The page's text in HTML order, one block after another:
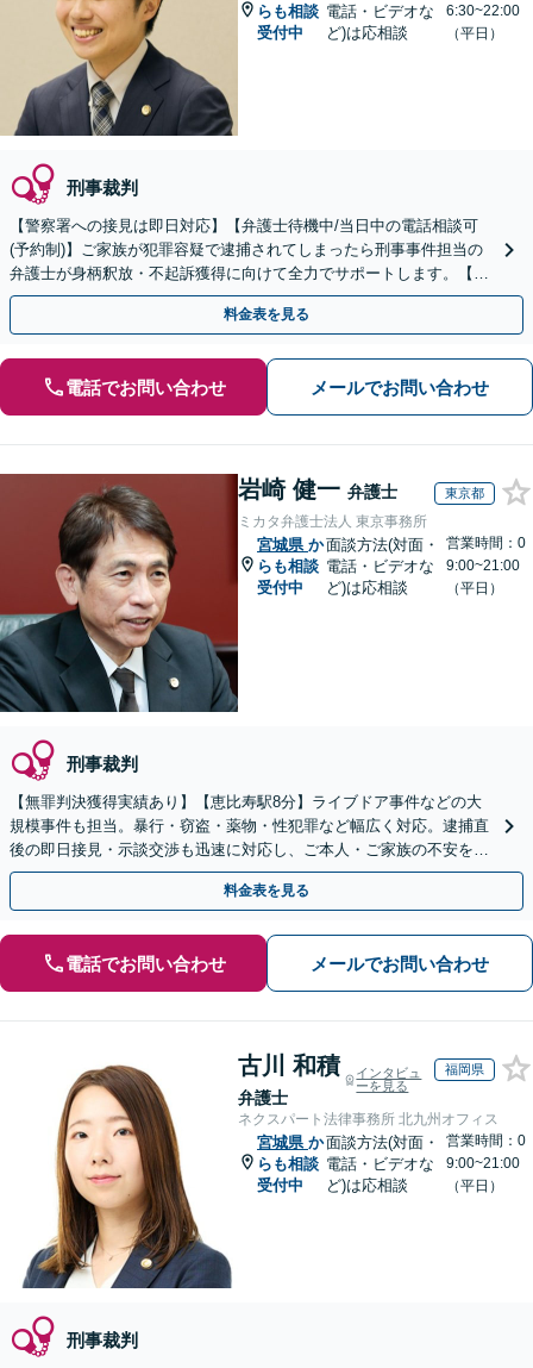
らも相談
受付中
電話・ビデオな
ど)は応相談
6:30~22:00
（平日）
刑事裁判
【警察署への接見は即日対応】【弁護士待機中/当日中の電話相談可
(予約制)】ご家族が犯罪容疑で逮捕されてしまったら刑事事件担当の
弁護士が身柄釈放・不起訴獲得に向けて全力でサポートします。【毎
月100名以上の相談実績】【全国対応】
料金表を見る
電話でお問い合わせ メールでお問い合わせ
岩崎 健一 弁護士 東京都
ミカタ弁護士法人 東京事務所
宮城県 か
らも相談
受付中
面談方法(対面・
電話・ビデオな
ど)は応相談
営業時間：0
9:00~21:00
（平日）
刑事裁判
【無罪判決獲得実績あり】【恵比寿駅8分】ライブドア事件などの大
規模事件も担当。暴行・窃盗・薬物・性犯罪など幅広く対応。逮捕直
後の即日接見・示談交渉も迅速に対応し、ご本人・ご家族の不安を最
小限に抑えます。【初回相談可能】【WEB面談可能】
料金表を見る
電話でお問い合わせ メールでお問い合わせ
古川 和積
弁護士
インタビュ
ーを見る
福岡県
ネクスパート法律事務所 北九州オフィス
宮城県 か
らも相談
受付中
面談方法(対面・
電話・ビデオな
ど)は応相談
営業時間：0
9:00~21:00
（平日）
刑事裁判